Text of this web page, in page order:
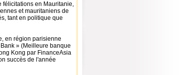
félicitations en Mauritanie,
et mauritaniens de
tant en politique que
en région parisienne
» (Meilleure banque
Kong par FinanceAsia
succès de l'année